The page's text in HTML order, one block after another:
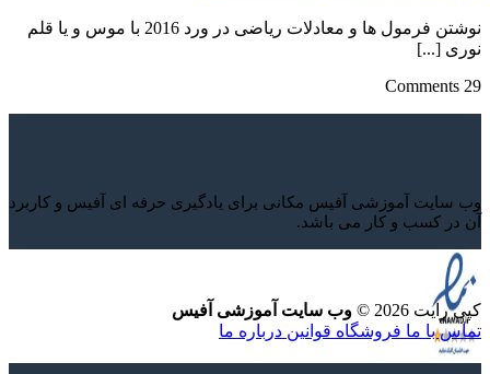
نوشتن فرمول ها و معادلات ریاضی در ورد 2016 با موس و یا قلم
نوری [...]
29 Comments
وب سایت آموزشی آفیس مکانی برای یادگیری حرفه ای آفیس و کاربرد
آن در کسب و کار می باشد.
کپی رایت 2026 ©
وب سایت آموزشی آفیس
تماس با ما فروشگاه قوانین درباره ما